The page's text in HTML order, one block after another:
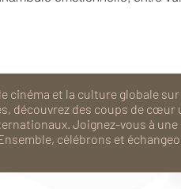
cinéma et la culture globale
découvrez des coups de
Joignez-vous à
célébrons et